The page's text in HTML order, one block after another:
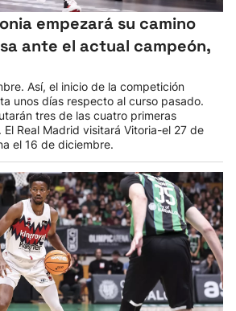
empezará su camino
ante el actual campeón,
Así, el inicio de la competición
unos días respecto al curso pasado.
tres de las cuatro primeras
Real Madrid visitará Vitoria-el 27 de
el 16 de diciembre.